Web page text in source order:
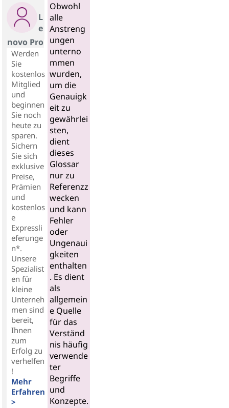
L
e
novo Pro
Werden
Sie
kostenlos
Mitglied
und
beginnen
Sie noch
heute zu
sparen.
Sichern
Sie sich
exklusive
Preise,
Prämien
und
kostenlos
e
Expressli
eferunge
n*.
Unsere
Spezialist
en für
kleine
Unterneh
men sind
bereit,
Ihnen
zum
Erfolg zu
verhelfen
!
Mehr
Erfahren
>
Obwohl
alle
Anstreng
ungen
unterno
mmen
wurden,
um die
Genauigk
eit zu
gewährlei
sten,
dient
dieses
Glossar
nur zu
Referenzz
wecken
und kann
Fehler
oder
Ungenaui
gkeiten
enthalten
. Es dient
als
allgemein
e Quelle
für das
Verständ
nis häufig
verwende
ter
Begriffe
und
Konzepte.